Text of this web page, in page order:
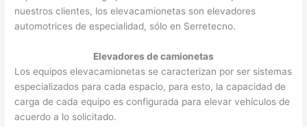
nuestros clientes, los elevacamionetas son elevadores
automotrices de especialidad, sólo en Serretecno.
Elevadores de camionetas
Los equipos elevacamionetas se caracterizan por ser sistemas
especializados para cada espacio, para esto, la capacidad de
carga de cada equipo es configurada para elevar vehículos de
acuerdo a lo solicitado.